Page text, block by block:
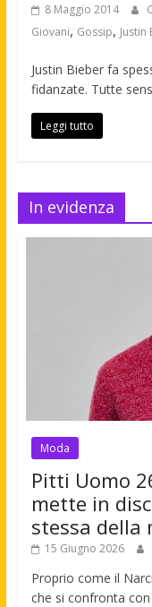
8 Maggio 2014
Giovani, Gossip, Justin
Justin Bieber fa
fidanzate. Tutte
Leggi tutto
In evidenza
Moda
Pitti Uomo
mette in
stessa della
15 Giugno 2026
Proprio come il
che si confronta con